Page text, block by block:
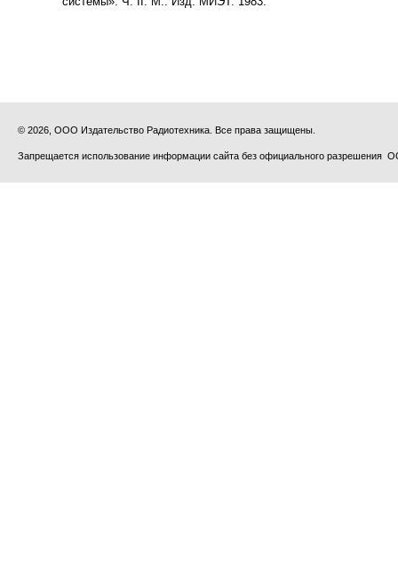
© 2026, ООО Издательство Радиотехника. Все права защищены.
Запрещается использование информации сайта без официального разрешения